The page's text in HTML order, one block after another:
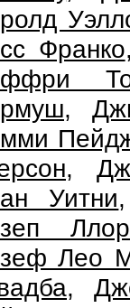
Франко
,
,
Уитни
Лео
,